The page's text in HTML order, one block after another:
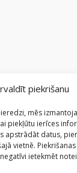
piekrišanu
mēs
piekļūtu ierīces
apstrādāt datus,
vietnē.
ietekmēt